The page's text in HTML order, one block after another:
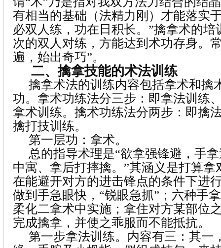
有相当的基础（法精力刚）才能落实
必双人练，功在日积长。”擒拿术的培
次的双人对练，方能达到术功存身。
遍，始出奇巧”。
二、擒拿技能的术法训练
擒拿术法的训练内容包括拿术和擒
功。拿术功练法分三步：即拿法训练
拿术训练。擒术功练法分两步：即擒
擒打技训练。
第一层功：拿术。
总的指导术理是“欲拿强锋避，手
中寓、拿后打摔擒。”其涵义是打算拿
在能避开对方的进击锋点的条件下进
做到手急眼快，“锐眼急抓”；六种手
柔化二拿术中实施；拿住对方某部位
完成擒拿，并使之乖服而不能抵抗。
第一步拿法训练。内容有三：其一